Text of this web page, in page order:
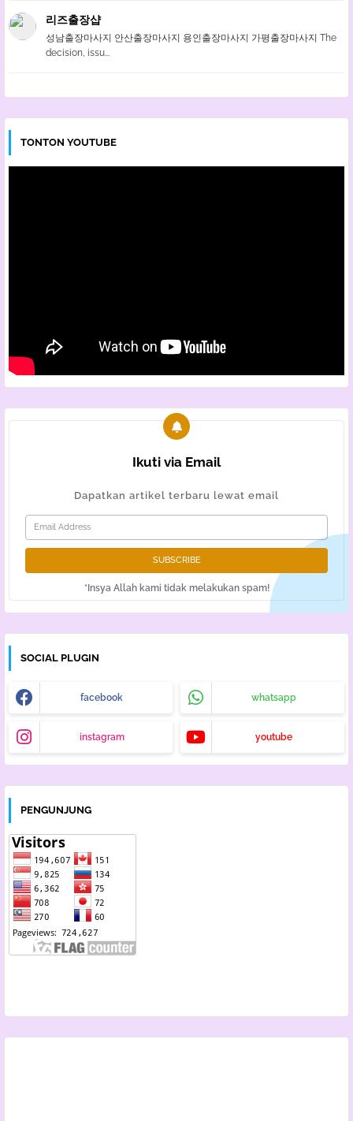
리즈출장샵
성남출장마사지 안산출장마사지 용인출장마사지 가평출장마사지 The
decision, issu...
TONTON YOUTUBE
Ikuti via Email
Dapatkan artikel terbaru lewat email
*Insya Allah kami tidak melakukan spam!
SOCIAL PLUGIN
facebook whatsapp
instagram youtube
PENGUNJUNG